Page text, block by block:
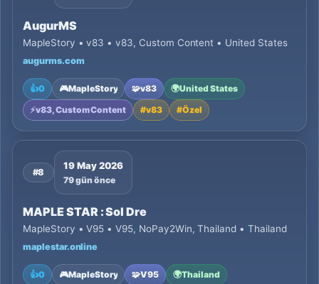
AugurMS
MapleStory • v83 • v83, Custom Content • United States
augurms.com
👍0 🎮MapleStory 🧩v83 🌍United States
⚡v83, Custom Content #v83 #Özel
#8
19 May 2026
79 gün önce
MAPLE STAR : Sol Dre
MapleStory • V95 • V95, NoPay2Win, Thailand • Thailand
maplestar.online
👍0 🎮MapleStory 🧩V95 🌍Thailand